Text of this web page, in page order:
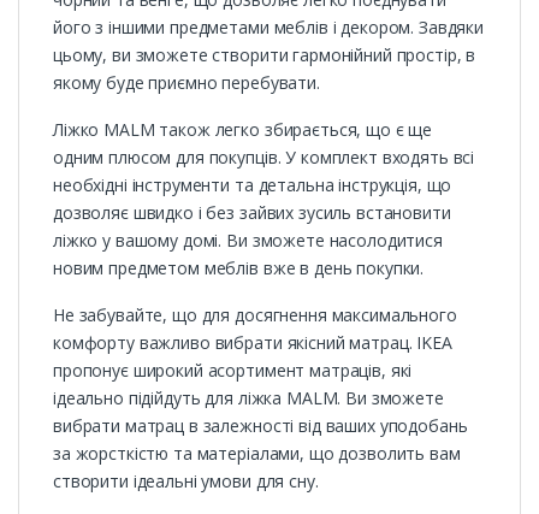
його з іншими предметами меблів і декором. Завдяки
цьому, ви зможете створити гармонійний простір, в
якому буде приємно перебувати.
Ліжко MALM також легко збирається, що є ще
одним плюсом для покупців. У комплект входять всі
необхідні інструменти та детальна інструкція, що
дозволяє швидко і без зайвих зусиль встановити
ліжко у вашому домі. Ви зможете насолодитися
новим предметом меблів вже в день покупки.
Не забувайте, що для досягнення максимального
комфорту важливо вибрати якісний матрац. IKEA
пропонує широкий асортимент матраців, які
ідеально підійдуть для ліжка MALM. Ви зможете
вибрати матрац в залежності від ваших уподобань
за жорсткістю та матеріалами, що дозволить вам
створити ідеальні умови для сну.